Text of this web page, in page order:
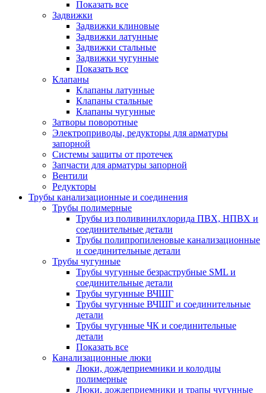
Показать все
Задвижки
Задвижки клиновые
Задвижки латунные
Задвижки стальные
Задвижки чугунные
Показать все
Клапаны
Клапаны латунные
Клапаны стальные
Клапаны чугунные
Затворы поворотные
Электроприводы, редукторы для арматуры
запорной
Системы защиты от протечек
Запчасти для арматуры запорной
Вентили
Редукторы
Трубы канализационные и соединения
Трубы полимерные
Трубы из поливинилхлорида ПВХ, НПВХ и
соединительные детали
Трубы полипропиленовые канализационные
и соединительные детали
Трубы чугунные
Трубы чугунные безраструбные SML и
соединительные детали
Трубы чугунные ВЧШГ
Трубы чугунные ВЧШГ и соединительные
детали
Трубы чугунные ЧК и соединительные
детали
Показать все
Канализационные люки
Люки, дождеприемники и колодцы
полимерные
Люки, дождеприемники и трапы чугунные